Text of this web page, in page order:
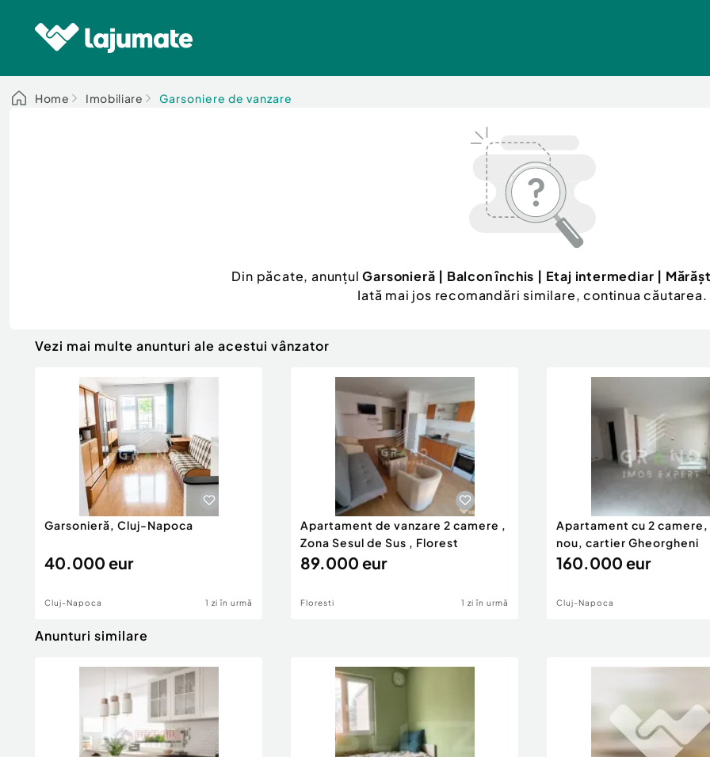
Home Imobiliare Garsoniere de vanzare
Din păcate, anunțulGarsonieră | Balcon închis | Etaj intermediar |
Iată mai jos recomandări similare, continua căutarea.
Vezi mai multe anunturi ale acestui vânzator
Garsonieră, Cluj-Napoca
40.000 eur
Cluj-Napoca 1 zi în urmă
Apartament de vanzare 2 camere ,
Zona Sesul de Sus , Florest
89.000 eur
Floresti 1 zi în urmă
Apartament cu 2
nou, cartier Gheorgheni
160.000 eur
Cluj-Napoca
Anunturi similare